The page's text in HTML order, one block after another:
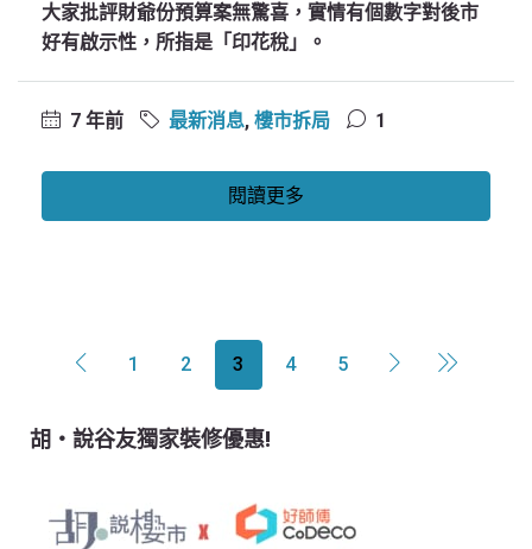
大家批評財爺份預算案無驚喜，實情有個數字對後市
好有啟示性，所指是「印花稅」。
7 年前 最新消息, 樓市拆局 1
閱讀更多
1 2 3 4 5
胡‧說谷友獨家裝修優惠!